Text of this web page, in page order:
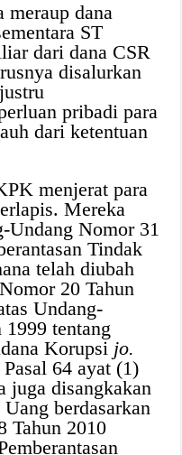
dana
ST
dari dana CSR
disalurkan
pribadi para
dari ketentuan
menjerat para
Mereka
Undang Nomor 31
Tindak
telah diubah
20 Tahun
Undang-
tentang
Korupsi jo.
Pasal 64 ayat (1)
juga disangkakan
berdasarkan
Tahun 2010